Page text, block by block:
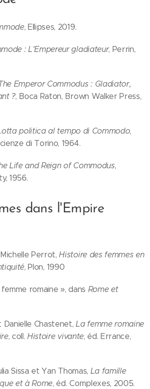
, Ellipses, 2019.
: L'Empereur gladiateur, Perrin,
Emperor Commodus : Gladiator,
?, Boca Raton, Brown Walker Press,
politica al tempo di Commodo,
di Torino, 1964.
Life and Reign of Commodus,
1956.
dans l'Empire
Perrot,Histoire des femmes en
, Plon, 1990
romaine », dans Rome et
Danielle Chastenet,La femme romaine
, coll.Histoire vivante, éd. Errance,
Sissa et Yan Thomas, La famille
et à Rome, éd. Complexes, 2005.